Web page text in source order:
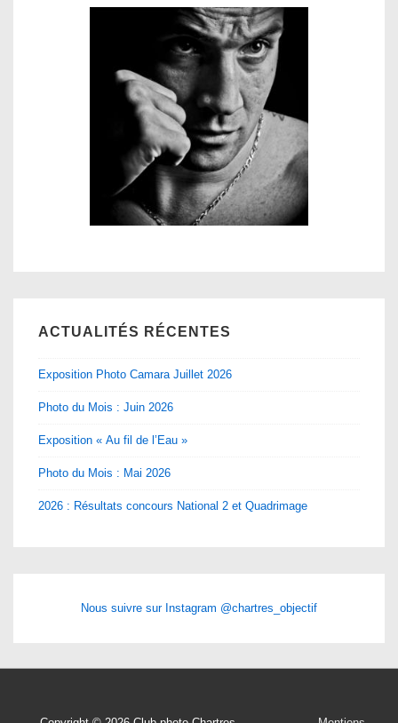
ACTUALITÉS RÉCENTES
Exposition Photo Camara Juillet 2026
Photo du Mois : Juin 2026
Exposition « Au fil de l’Eau »
Photo du Mois : Mai 2026
2026 : Résultats concours National 2 et Quadrimage
Nous suivre sur Instagram @chartres_objectif